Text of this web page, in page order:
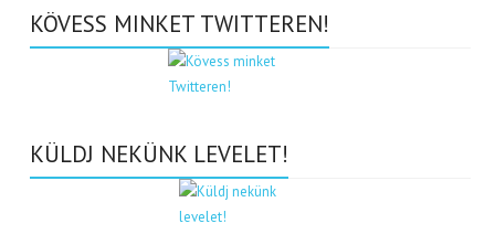
KÖVESS MINKET TWITTEREN!
KÜLDJ NEKÜNK LEVELET!